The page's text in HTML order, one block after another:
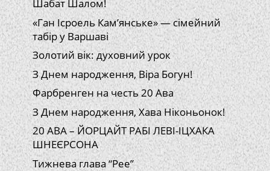
Шабат Шалом!
«Ган Ісроель Кам’янське» — сімейний
табір у Варшаві
Золотий вік: духовний урок
З Днем народження, Віра Богун!
Фарбренген на честь 20 Ава
З Днем народження, Хава Ніконьонок!
20 АВА – ЙОРЦАЙТ РАБІ ЛЕВІ-ІЦХАКА
ШНЕЄРСОНА
Тижнева глава “Рее”